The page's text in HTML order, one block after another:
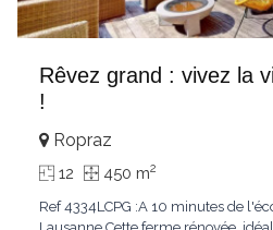
Rêvez grand : vivez la
!
Ropraz
12 450 m2
Ref 4334LCPG :A 10 minutes de